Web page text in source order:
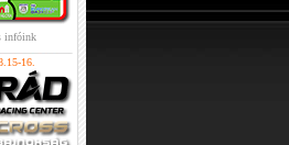
infóink
16.